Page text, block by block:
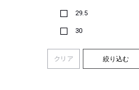
29.5
30
クリア 絞り込む